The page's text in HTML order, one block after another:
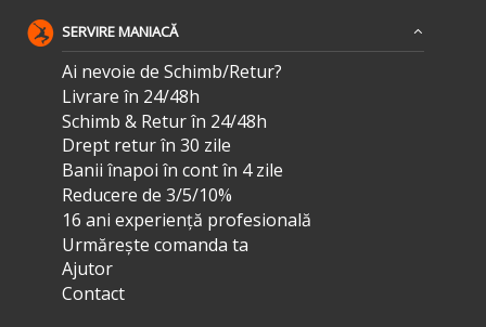
SERVIRE MANIACĂ
Ai nevoie de Schimb/Retur?
Livrare în 24/48h
Schimb & Retur în 24/48h
Drept retur în 30 zile
Banii înapoi în cont în 4 zile
Reducere de 3/5/10%
16 ani experiență profesională
Urmărește comanda ta
Ajutor
Contact